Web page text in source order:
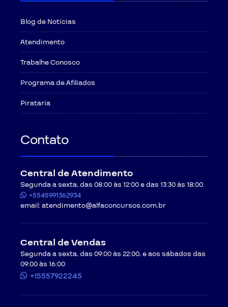
Blog de Notícias
Atendimento
Trabalhe Conosco
Programa de Afiliados
Pirataria
Contato
Central de Atendimento
Segunda a sexta, das 08:00 às 12:00 e das 13:30 às 18:00.
+5545991362934
email:atendimento@alfaconcursos.com.br
Central de Vendas
Segunda a sexta, das 09:00 às 22:00, e aos sábados das
09:00 às 16:00
+15557922245